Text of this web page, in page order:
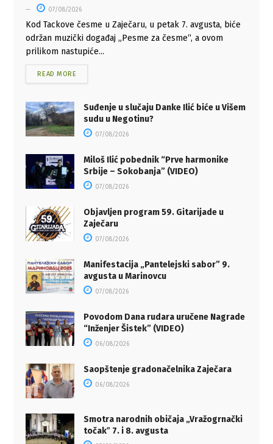
07/08/2026
Kod Tackove česme u Zaječaru, u petak 7. avgusta, biće
održan muzički događaj „Pesme za česme“, a ovom
prilikom nastupiće...
READ MORE
Suđenje u slučaju Danke Ilić biće u Višem
sudu u Negotinu?
07/08/2026
Miloš Ilić pobednik “Prve harmonike
Srbije – Sokobanja” (VIDEO)
07/08/2026
Objavljen program 59. Gitarijade u
Zaječaru
07/08/2026
Manifestacija „Pantelejski sabor” 9.
avgusta u Marinovcu
07/08/2026
Povodom Dana rudara uručene Nagrade
“Inženjer Šistek” (VIDEO)
06/08/2026
Saopštenje gradonačelnika Zaječara
06/08/2026
Smotra narodnih običaja „Vražogrnački
točakˮ 7. i 8. avgusta